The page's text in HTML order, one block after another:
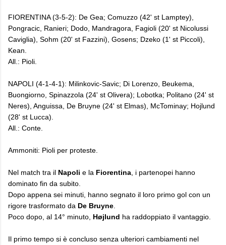
FIORENTINA (3-5-2): De Gea; Comuzzo (42' st Lamptey),
Pongracic, Ranieri; Dodo, Mandragora, Fagioli (20' st Nicolussi
Caviglia), Sohm (20' st Fazzini), Gosens; Dzeko (1' st Piccoli),
Kean.
All.: Pioli.
NAPOLI (4-1-4-1): Milinkovic-Savic; Di Lorenzo, Beukema,
Buongiorno, Spinazzola (24' st Olivera); Lobotka; Politano (24' st
Neres), Anguissa, De Bruyne (24' st Elmas), McTominay; Hojlund
(28' st Lucca).
All.: Conte.
Ammoniti: Pioli per proteste.
​Nel match tra il Napoli e la Fiorentina , i partenopei hanno
dominato fin da subito.
Dopo appena sei minuti, hanno segnato il loro primo gol con un
rigore trasformato da De Bruyne
Poco dopo, al 14° minuto, Højlund ha raddoppiato il vantaggio.
Il primo tempo si è concluso senza ulteriori cambiamenti nel